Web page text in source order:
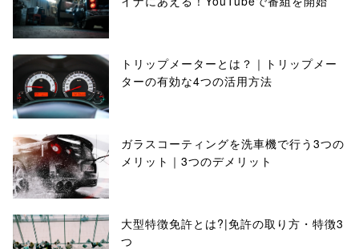
トリップメーターとは？｜トリップメー
ターの有効な4つの活用方法
ガラスコーティングを洗車機で行う3つの
メリット｜3つのデメリット
大型特徴免許とは?|免許の取り方・特徴3
つ